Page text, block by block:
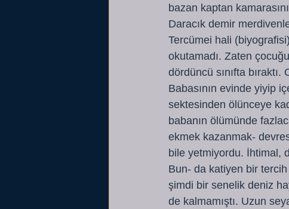
bazan kaptan
Daracık demir
Tercümei hali
okutamadı. Zaten
dördüncü sınıfta
Babasının evinde yiyip
sektesinden ölünceye
babanın ölümünde
ekmek kazanmak-
bile yetmiyordu. İhtimal,
Bun- da katiyen bir
şimdi bir senelik deniz
de kalmamıştı. Uzun